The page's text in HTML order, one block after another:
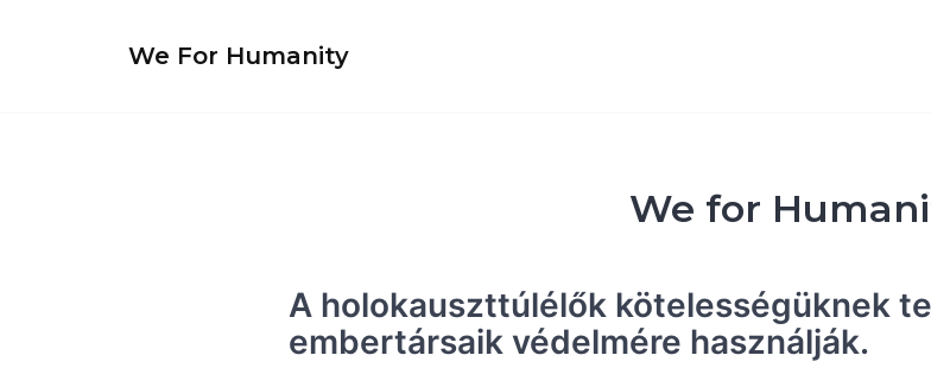
We For Humanity
We for
A holokauszttúlélők kötelességüknek
embertársaik védelmére használják.